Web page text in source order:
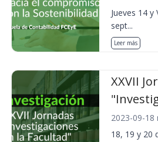
Jueves 14 y
sept...
Leer más
XXVII
2023-09-18
18, 19 y 20